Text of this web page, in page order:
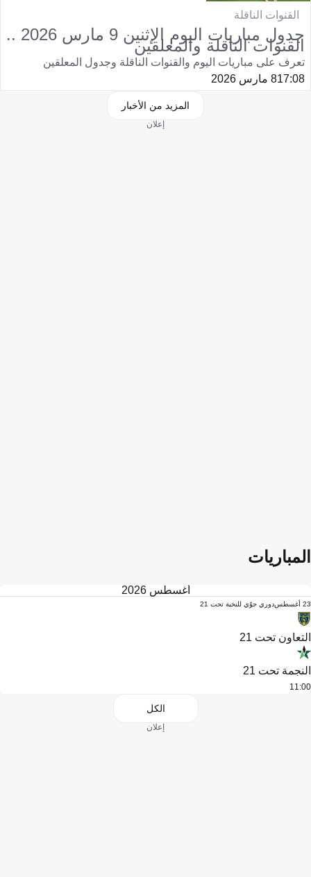
القنوات الناقلة
جدول مباريات اليوم الإثنين 9 مارس 2026 ..
القنوات الناقلة والمعلقين
تعرف على مباريات اليوم والقنوات الناقلة وجدول المعلقين
17:088 مارس 2026
المزيد من الأخبار
إعلان
المباريات
أغسطس 2026
23 أغسطس دوري جوّي للنخبة تحت 21
التعاون تحت 21
النجمة تحت 21
11:00
الكل
إعلان